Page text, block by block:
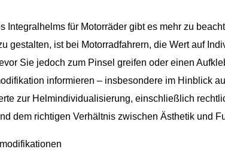
Integralhelms für Motorräder gibt es mehr zu
gestalten, ist bei Motorradfahrern, die Wert auf
Sie jedoch zum Pinsel greifen oder einen
informieren – insbesondere im Hinblick
zur Helmindividualisierung, einschließlich
dem richtigen Verhältnis zwischen Ästhetik und